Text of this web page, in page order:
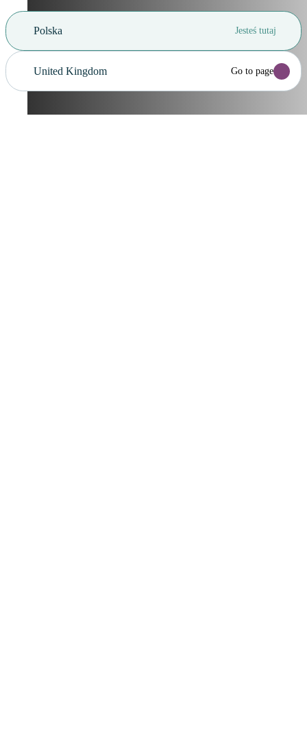
Polska Jesteś tutaj
United Kingdom Go to page